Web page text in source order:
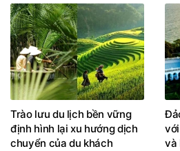
Trào lưu du lịch bền vững
định hình lại xu hướng dịch
chuyển của du khách
và